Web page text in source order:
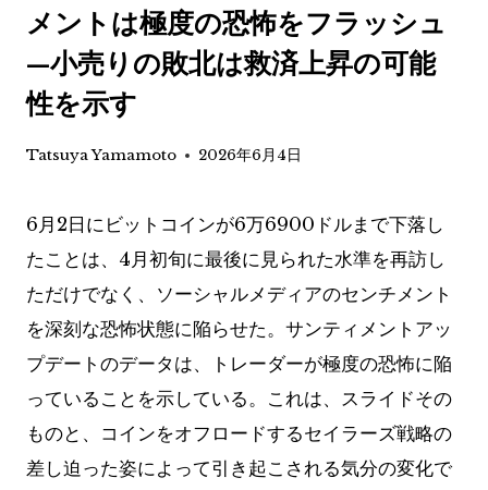
メントは極度の恐怖をフラッシュ
—小売りの敗北は救済上昇の可能
性を示す
Tatsuya Yamamoto 2026年6月4日
6月2日にビットコインが6万6900ドルまで下落し
たことは、4月初旬に最後に見られた水準を再訪し
ただけでなく、ソーシャルメディアのセンチメント
を深刻な恐怖状態に陥らせた。サンティメントアッ
プデートのデータは、トレーダーが極度の恐怖に陥
っていることを示している。これは、スライドその
ものと、コインをオフロードするセイラーズ戦略の
差し迫った姿によって引き起こされる気分の変化で